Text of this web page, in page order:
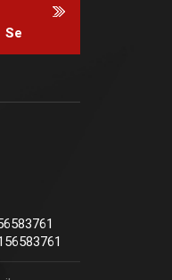
Se